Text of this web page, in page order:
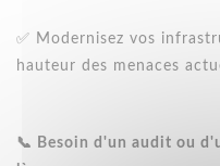
✅ Modernisez vos
hauteur des menaces
📞 Besoin d'un audit ou